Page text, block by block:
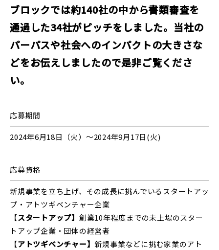
ブロックでは約140社の中から書類審査を
通過した34社がピッチをしました。当社の
パーパスや社会へのインパクトの大きさな
どをお伝えしましたので是非ご覧くださ
い。
応募期間
2024年6月18日（火）～2024年9⽉17⽇(火)
応募資格
新規事業を立ち上げ、その成長に挑んでいるスタートアッ
プ・アトツギベンチャー企業
【スタートアップ】 創業10年程度までの未上場のスター
トアップ企業・団体の経営者
【アトツギベンチャー】 新規事業などに挑む家業のアト